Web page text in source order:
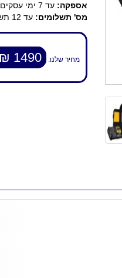
אספקה:עד 7 ימי עסקים
מס' תשלומים:עד 12 תשלומים
מחיר שלנו: 1490 ₪